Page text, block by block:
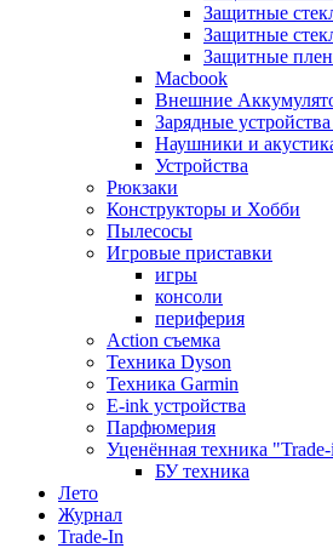
Защитные
Защитные
Защитные
Macbook
Внешние
Зарядные
Наушники и
Устройства
Рюкзаки
Конструкторы и Хобби
Пылесосы
Игровые приставки
игры
консоли
периферия
Action съемка
Техника Dyson
Техника Garmin
E-ink устройства
Парфюмерия
Уценённая техника
БУ техника
Лето
Журнал
Trade-In